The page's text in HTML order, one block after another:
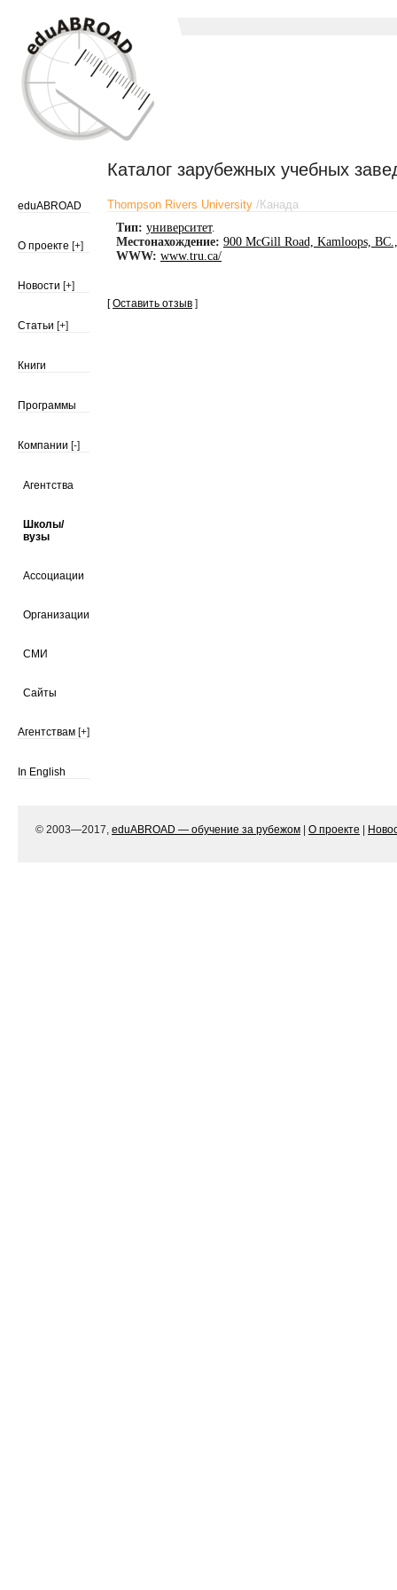
Каталог зарубежных учебных
eduABROAD
О проекте [+]
Новости [+]
Статьи [+]
Книги
Программы
Компании [-]
Агентства
Школы/
вузы
Ассоциации
Организации
СМИ
Сайты
Агентствам [+]
In English
Thompson Rivers University /Канада
Тип: университет.
Местонахождение: 900 McGill Road, Kamloops,
WWW: www.tru.ca/
[Оставить отзыв ]
© 2003—2017, eduABROAD — обучение за рубежом О проекте